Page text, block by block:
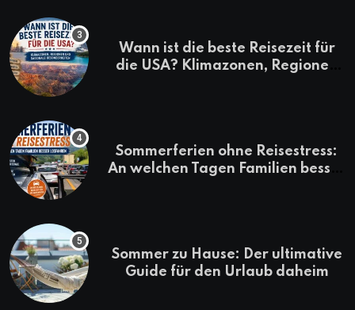
Wann ist die beste Reisezeit für
die USA? Klimazonen, Regionen
Sommerferien ohne Reisestress:
An welchen Tagen Familien besser
Sommer zu Hause: Der ultimative
Guide für den Urlaub daheim